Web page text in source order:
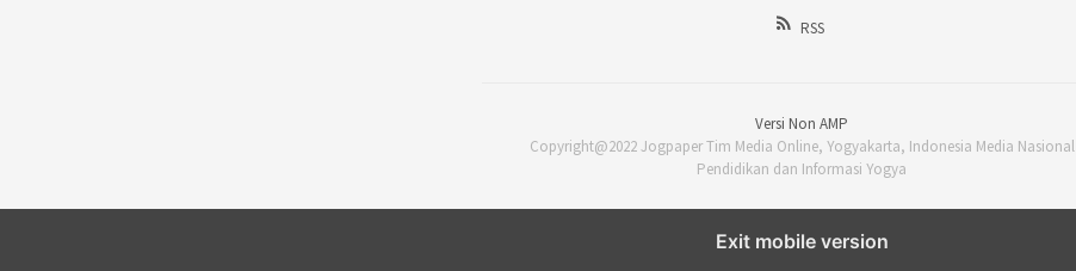
RSS
Versi Non AMP
Copyright@2022 Jogpaper Tim Media Online, Yogyakarta, Indonesia Media Nasional
Pendidikan dan Informasi Yogya
Exit mobile version